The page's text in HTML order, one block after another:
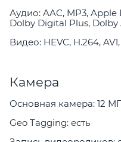
Аудио: AAC, MP3, Apple
Dolby Digital Plus,
Видео: HEVC, H.264,
Камера
Основная камера: 12
Geo Tagging: есть